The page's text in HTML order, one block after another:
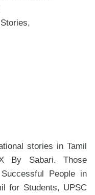
stories in Tamil
By Sabari. Those
People in
for Students, UPSC